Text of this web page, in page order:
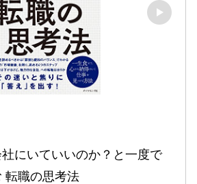
にいていいのか？と一度で
転職の思考法